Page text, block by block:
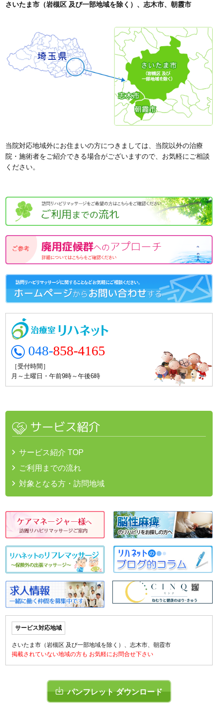
さいたま市（岩槻区 及び一部地域を除く）、志木市、朝霞市
当院対応地域外にお住まいの方につきましては、当院以外の治療
院・施術者をご紹介できる場合がございますので、お気軽にご相談
ください。
048-858-4165
［受付時間］
月～土曜日・午前9時～午後6時
サービス紹介
サービス紹介 TOP
ご利用までの流れ
対象となる方・訪問地域
サービス対応地域
さいたま市（岩槻区 及び一部地域を除く）、志木市、朝霞市
掲載されていない地域の方も お気軽にお問合せ下さい
パンフレット ダウンロード